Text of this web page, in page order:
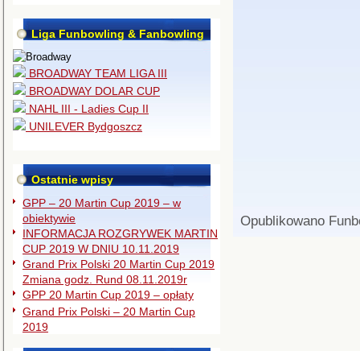
Liga Funbowling & Fanbowling
BROADWAY TEAM LIGA III
BROADWAY DOLAR CUP
NAHL III - Ladies Cup II
UNILEVER Bydgoszcz
Ostatnie wpisy
GPP – 20 Martin Cup 2019 – w
obiektywie
INFORMACJA ROZGRYWEK MARTIN
CUP 2019 W DNIU 10.11.2019
Grand Prix Polski 20 Martin Cup 2019
Zmiana godz. Rund 08.11.2019r
GPP 20 Martin Cup 2019 – opłaty
Grand Prix Polski – 20 Martin Cup
2019
Opublikowano